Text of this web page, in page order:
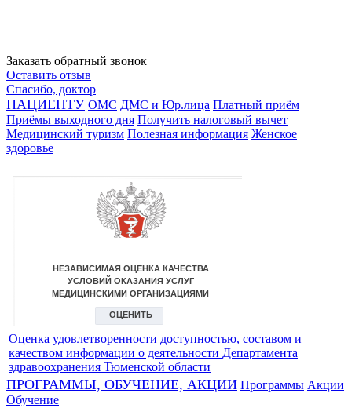
Заказать обратный звонок
Оставить отзыв
Спасибо, доктор
ПАЦИЕНТУ ОМС ДМС и Юр.лица Платный приём
Приёмы выходного дня Получить налоговый вычет
Медицинский туризм Полезная информация Женское
здоровье
Оценка удовлетворенности доступностью, составом и
качеством информации о деятельности Департамента
здравоохранения Тюменской области
ПРОГРАММЫ, ОБУЧЕНИЕ, АКЦИИ Программы Акции
Обучение